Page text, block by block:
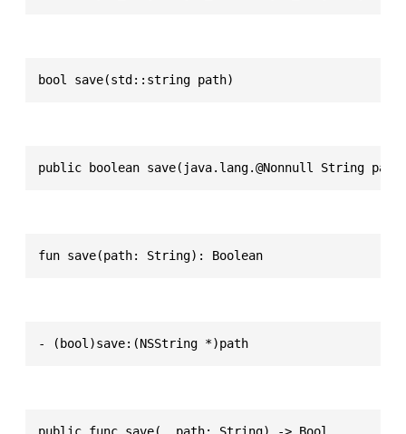
bool save(std::string path)
public boolean save(java.lang.@Nonnull String
fun save(path: String): Boolean
- (bool)save:(NSString *)path
public func save(_ path: String) -> Bool